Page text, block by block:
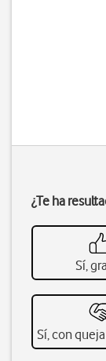
¿Te ha
Sí,
Sí, con